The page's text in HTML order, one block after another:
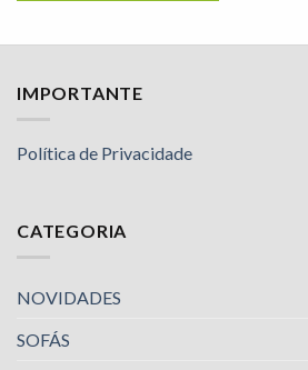
IMPORTANTE
Política de Privacidade
CATEGORIA
NOVIDADES
SOFÁS